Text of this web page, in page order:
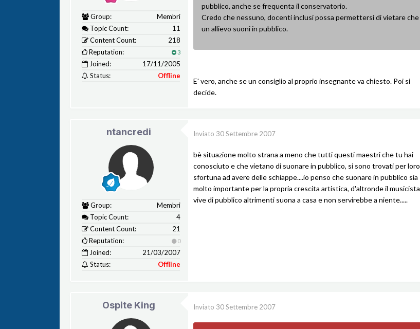
Group:
Membri
Topic Count:
11
Content Count:
218
Reputation:
3
Joined:
17/11/2005
Status:
Offline
pubblico, anche se frequenta il conservatorio.
Credo che nessuno, docenti inclusi possa permettersi di vietare che
un allievo suoni in pubblico.
E' vero, anche se un consiglio al proprio insegnante va chiesto. Poi si
decide.
ntancredi
Group:
Membri
Topic Count:
4
Content Count:
21
Reputation:
0
Joined:
21/03/2007
Status:
Offline
Inviato 30 Settembre 2007
bè situazione molto strana a meno che tutti questi maestri che tu hai
conosciuto e che vietano di suonare in pubblico, si sono trovati per loro
sfortuna ad avere delle schiappe....io penso che suonare in pubblico sia
molto importante per la propria crescita artistica, d'altronde il musicista
vive di pubblico altrimenti suona a casa e non servirebbe a niente.....
Ospite King Inviato 30 Settembre 2007